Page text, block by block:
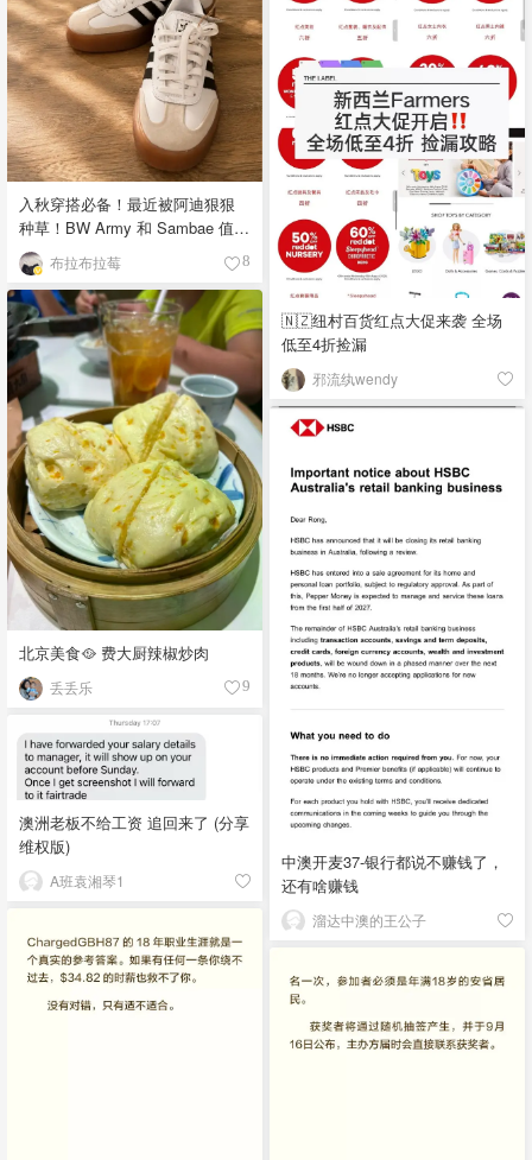
入秋穿搭必备！最近被阿迪狠狠
种草！BW Army 和 Sambae 值得
拥有！布拉布拉莓 8
🇳🇿纽村百货红点大促来袭 全场
低至4折捡漏
邪流纨wendy
北京美食🥘 费大厨辣椒炒肉
丢丢乐 9
中澳开麦37-银行都说不赚钱了，
还有啥赚钱
溜达中澳的王公子
澳洲老板不给工资 追回来了 (分享
维权版)
A班袁湘琴1